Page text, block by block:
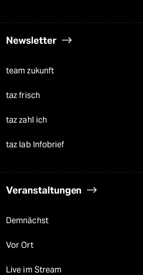
Newsletter
team zukunft
taz frisch
taz zahl ich
taz lab Infobrief
Veranstaltungen
Demnächst
Vor Ort
Live im Stream